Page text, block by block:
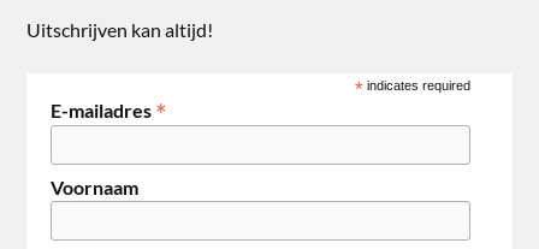
Uitschrijven kan altijd!
* indicates required
E-mailadres *
Voornaam